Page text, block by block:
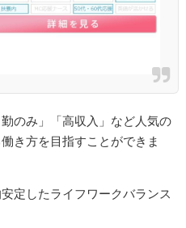
のみ」「高収入」など人気の
き方を目指すことができま
定したライフワークバランス